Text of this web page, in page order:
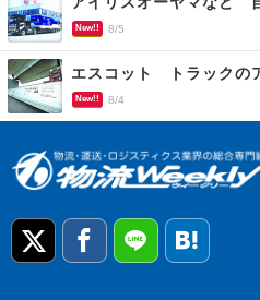
New!! 8/5
エスコット トラックの
New!! 8/4